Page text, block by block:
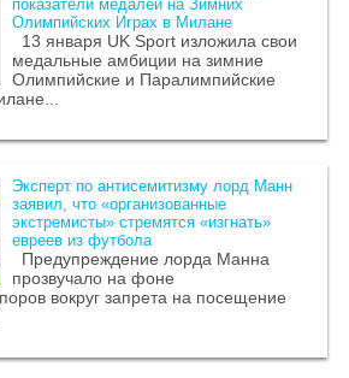
показатели медалей на Зимних
Олимпийских Играх в Милане
13 января UK Sport изложила свои
медальные амбиции на зимние
Олимпийские и Паралимпийские
Эксперт по антисемитизму лорд Манн
заявил, что «организованные
экстремисты» стремятся «изгнать»
евреев из футбола
Предупреждение лорда Манна
прозвучало на фоне
вокруг запрета на посещение